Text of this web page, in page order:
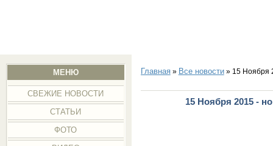
МЕНЮ
СВЕЖИЕ НОВОСТИ
СТАТЬИ
ФОТО
Главная» Все новости» 15 Ноября
15 Ноября 2015 -